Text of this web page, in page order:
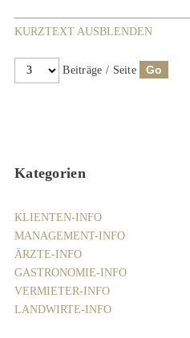
KURZTEXT AUSBLENDEN
Beiträge / Seite
Kategorien
KLIENTEN-INFO
MANAGEMENT-INFO
ÄRZTE-INFO
GASTRONOMIE-INFO
VERMIETER-INFO
LANDWIRTE-INFO